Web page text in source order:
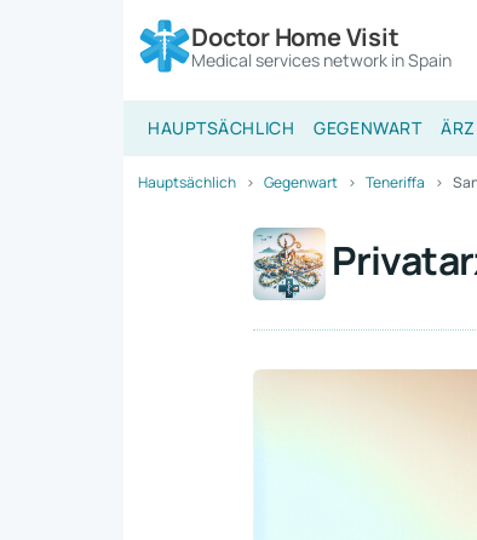
Doctor Home Visit
Medical services network in Spain
HAUPTSÄCHLICH GEGENWART
Hauptsächlich Gegenwart Teneriffa